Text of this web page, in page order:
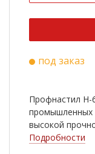
Ral 7024
Ral 6020
Ral 9005
Ral 5002
Ral 6002
под заказ
Профнастил Н-
промышленных
высокой
Подробности